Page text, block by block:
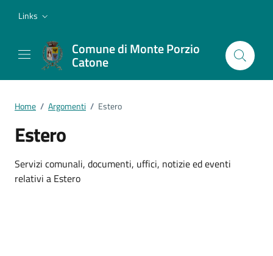
Links
Comune di Monte Porzio
Catone
Home / Argomenti / Estero
Estero
Dettagli dell'argomento
Servizi comunali, documenti, uffici, notizie ed eventi
relativi a Estero